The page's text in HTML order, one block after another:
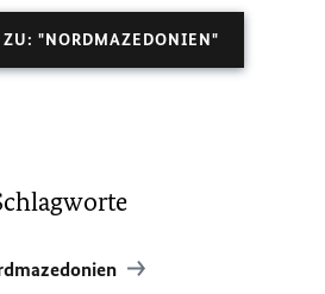
ZU: "NORDMAZEDONIEN"